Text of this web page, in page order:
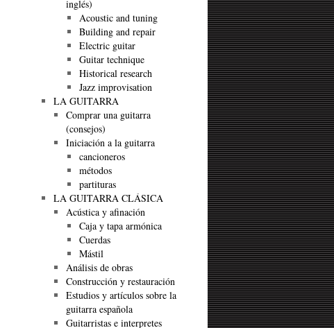
inglés)
Acoustic and tuning
Building and repair
Electric guitar
Guitar technique
Historical research
Jazz improvisation
LA GUITARRA
Comprar una guitarra
(consejos)
Iniciación a la guitarra
cancioneros
métodos
partituras
LA GUITARRA CLÁSICA
Acústica y afinación
Caja y tapa armónica
Cuerdas
Mástil
Análisis de obras
Construcción y restauración
Estudios y artículos sobre la
guitarra española
Guitarristas e interpretes